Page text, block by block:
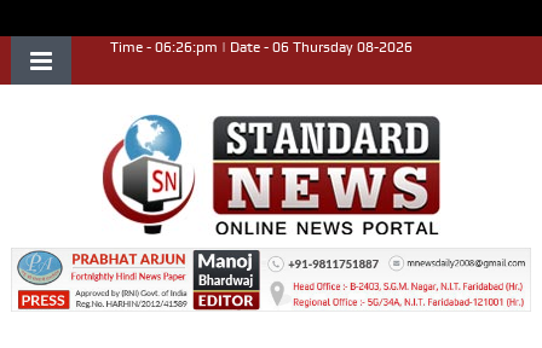
Time - 06:26:pm | Date - 06 Thursday 08-2026